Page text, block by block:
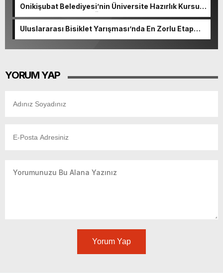
Onikişubat Belediyesi’nin Üniversite Hazırlık Kursu
başvurularında son gün 7 Ağustos.
Uluslararası Bisiklet Yarışması’nda En Zorlu Etap
Tamamlandı.
YORUM YAP
Yorum Yap